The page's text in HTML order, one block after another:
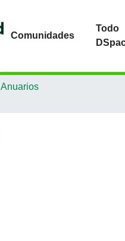
Comunidades
Todo
Anuarios